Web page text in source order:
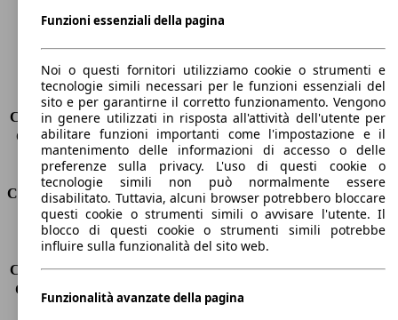
Peso massimo
2950 kg
Sedili
5
Carico sul tetto
-
Capacità di traino (senza freni) -
Capacità di traino (con freni)
3500 kg
Volume del bagagliaio
690 - 2010 l
Consumi
Emissioni di CO2*
199 g/km (komb.)
Consumo (urbano)
-
Consumo (extra-urbano) -
Consumo (combinato)*
7.5 l/100km
Funzioni essenziali della pagina
Noi o questi fornitori utilizziamo cookie o strumenti e
tecnologie simili necessari per le funzioni essenziali del
sito e per garantirne il corretto funzionamento. Vengono
in genere utilizzati in risposta all'attività dell'utente per
abilitare funzioni importanti come l'impostazione e il
mantenimento delle informazioni di accesso o delle
preferenze sulla privacy. L'uso di questi cookie o
tecnologie simili non può normalmente essere
disabilitato. Tuttavia, alcuni browser potrebbero bloccare
questi cookie o strumenti simili o avvisare l'utente. Il
blocco di questi cookie o strumenti simili potrebbe
influire sulla funzionalità del sito web.
Funzionalità avanzate della pagina